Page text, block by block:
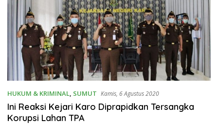
HUKUM & KRIMINAL, SUMUT Kamis, 6 Agustus 2020
Ini Reaksi Kejari Karo Diprapidkan Tersangka
Korupsi Lahan TPA